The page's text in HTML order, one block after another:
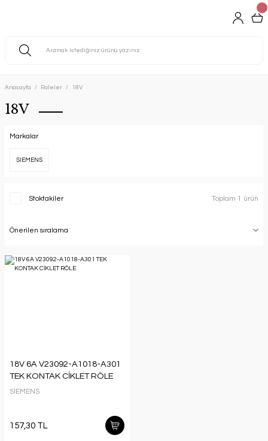
Anasayfa Roleler 18V
18V
Markalar
SIEMENS
Stoktakiler Toplam 1 ürün
18V 6A V23092-A1018-A301
TEK KONTAK CİKLET RÖLE
SIEMENS
157,30 TL